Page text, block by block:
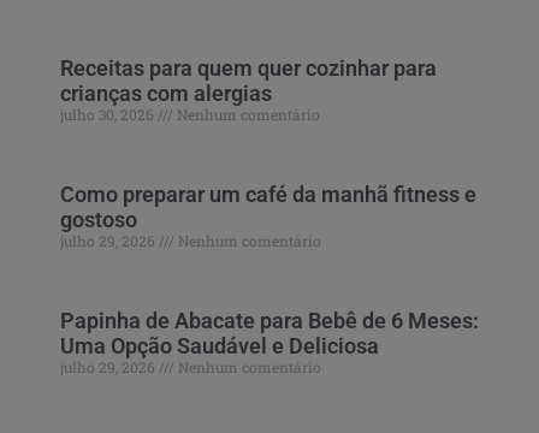
Receitas para quem quer cozinhar para
crianças com alergias
julho 30, 2026 Nenhum comentário
Como preparar um café da manhã fitness e
gostoso
julho 29, 2026 Nenhum comentário
Papinha de Abacate para Bebê de 6 Meses:
Uma Opção Saudável e Deliciosa
julho 29, 2026 Nenhum comentário